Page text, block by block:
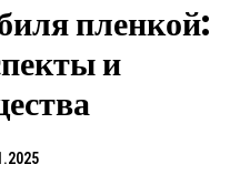
пленкой:
и